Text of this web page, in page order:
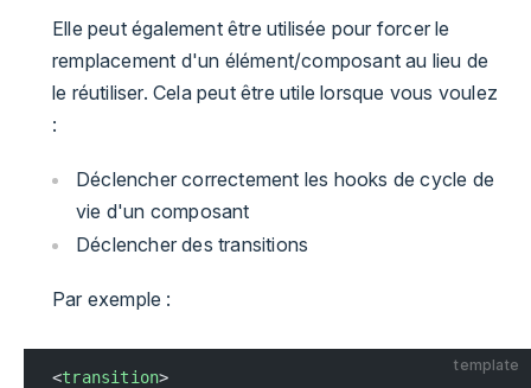
Elle peut également être utilisée pour forcer le
remplacement d'un élément/composant au lieu de
le réutiliser. Cela peut être utile lorsque vous voulez
:
Déclencher correctement les hooks de cycle de
vie d'un composant
Déclencher des transitions
Par exemple :
template
<transition>